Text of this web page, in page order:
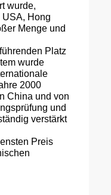
wurde,
Hong
Menge und
Platz
wurde
2000
China und von
und
verstärkt
Preis